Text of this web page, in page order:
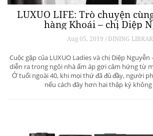
LUXUO LIFE: Trò chuyện
hàng Khoái – chị Diệp
Aug 05, 2019 / DINING
Cuộc gặp của LUXUO Ladies và chị Diệp
diễn ra trong ngôi nhà ấm áp gợi cảm hứng từ
Ở tuổi ngoài 40, khi mọi thứ đã đủ đầy, người
nếu cách đây hơn hai thập kỷ